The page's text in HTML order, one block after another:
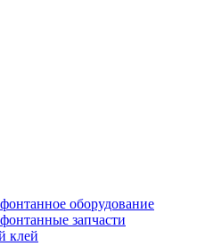
оборудование
запчасти
клей